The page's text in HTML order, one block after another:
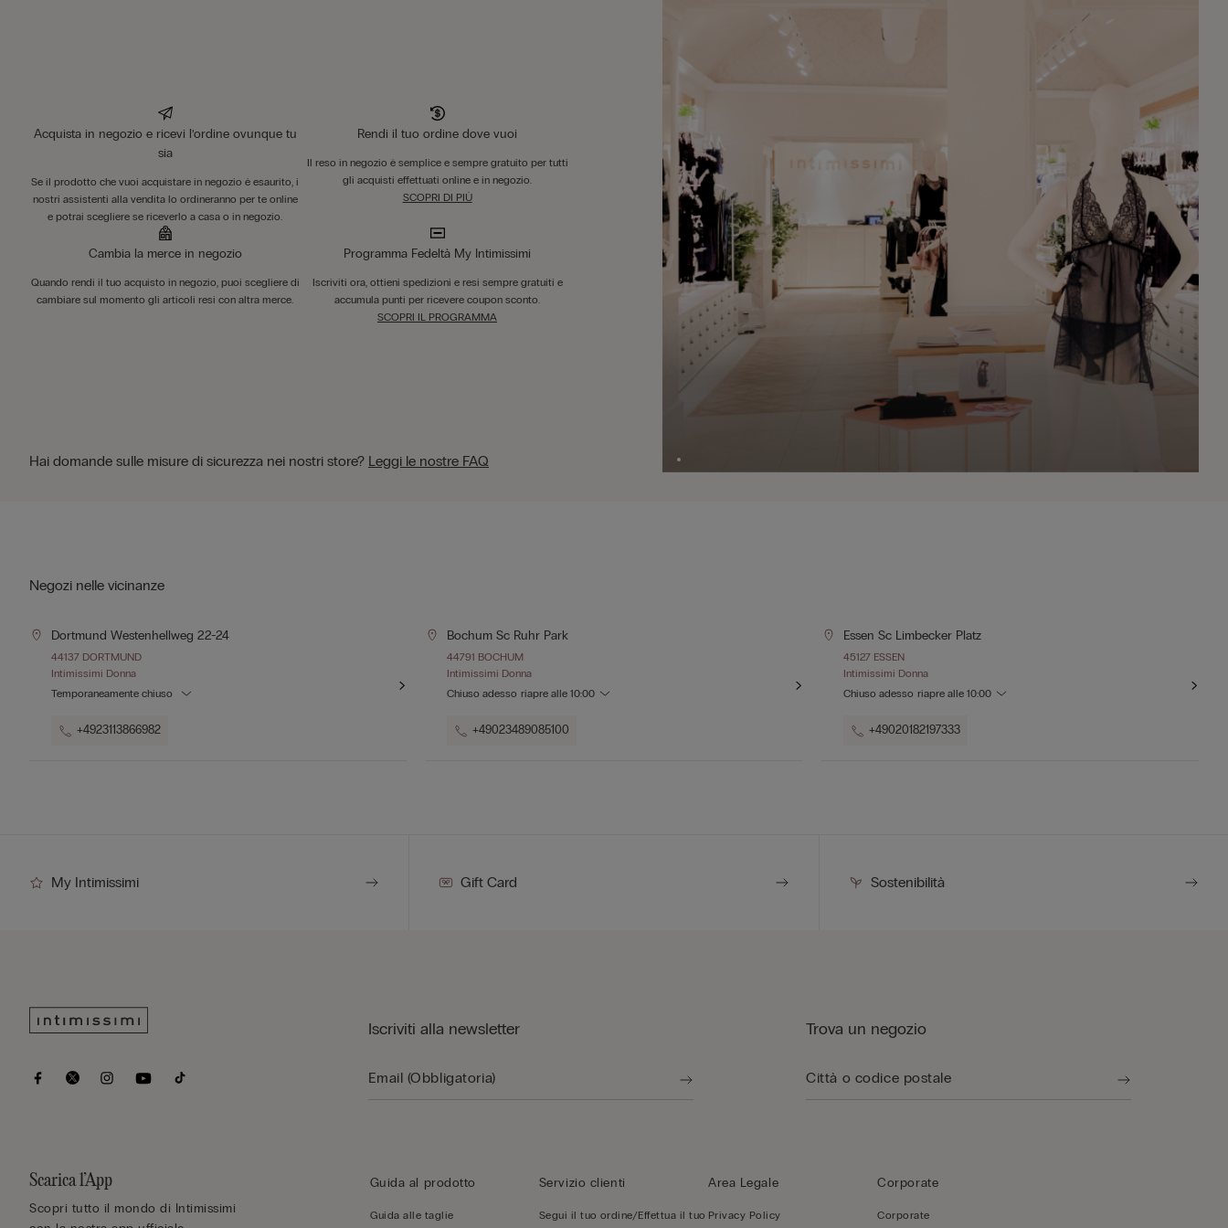
Acquista in negozio e ricevi l’ordine ovunque tu
sia
Se il prodotto che vuoi acquistare in negozio è esaurito, i
nostri assistenti alla vendita lo ordineranno per te online
e potrai scegliere se riceverlo a casa o in negozio.
Rendi il tuo ordine dove vuoi
Il reso in negozio è semplice e sempre gratuito per tutti
gli acquisti effettuati online e in negozio.
SCOPRI DI PIÙ
Cambia la merce in negozio
Quando rendi il tuo acquisto in negozio, puoi scegliere di
cambiare sul momento gli articoli resi con altra merce.
Programma Fedeltà My Intimissimi
Iscriviti ora, ottieni spedizioni e resi sempre gratuiti e
accumula punti per ricevere coupon sconto.
SCOPRI IL PROGRAMMA
Hai domande sulle misure di sicurezza nei nostri store? Leggi le nostre FAQ
Negozi nelle vicinanze
Dortmund Westenhellweg 22-24
44137 DORTMUND
Intimissimi Donna
Temporaneamente chiuso
+4923113866982
Bochum Sc Ruhr Park
44791 BOCHUM
Intimissimi Donna
Chiuso adesso riapre alle10:00
+49023489085100
Essen Sc Limbecker Platz
45127 ESSEN
Intimissimi Donna
Chiuso adesso riapre alle 10:00
+49020182197333
My Intimissimi Gift Card Sostenibilità
Scarica l’App
Scopri tutto il mondo di Intimissimi
Iscriviti alla newsletter Trova un negozio
Guida al prodotto
Guida alle taglie
Servizio clienti
Segui il tuo ordine/Effettua il tuo
Area Legale
Privacy Policy
Corporate
Corporate